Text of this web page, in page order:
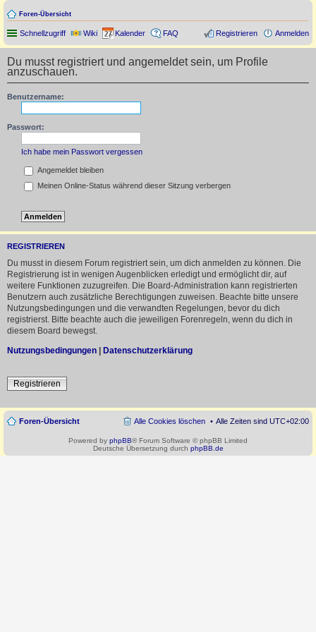
Foren-Übersicht
Schnellzugriff Wiki Kalender FAQ Anmelden
Registrieren
Du musst registriert und angemeldet sein, um Profile
anzuschauen.
Benutzername:
Passwort:
Ich habe mein Passwort vergessen
Angemeldet bleiben
Meinen Online-Status während dieser Sitzung verbergen
REGISTRIEREN
Du musst in diesem Forum registriert sein, um dich anmelden zu können. Die
Registrierung ist in wenigen Augenblicken erledigt und ermöglicht dir, auf
weitere Funktionen zuzugreifen. Die Board-Administration kann registrierten
Benutzern auch zusätzliche Berechtigungen zuweisen. Beachte bitte unsere
Nutzungsbedingungen und die verwandten Regelungen, bevor du dich
registrierst. Bitte beachte auch die jeweiligen Forenregeln, wenn du dich in
diesem Board bewegst.
Nutzungsbedingungen | Datenschutzerklärung
Registrieren
Foren-Übersicht Alle Zeiten sind UTC+02:00
Alle Cookies löschen
Powered by phpBB® Forum Software © phpBB Limited
Deutsche Übersetzung durch phpBB.de